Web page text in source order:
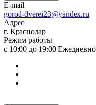
E-mail
gorod-dverei23@yandex.ru
Адрес
г. Краснодар
Режим работы
с 10:00 до 19:00 Ежедневно